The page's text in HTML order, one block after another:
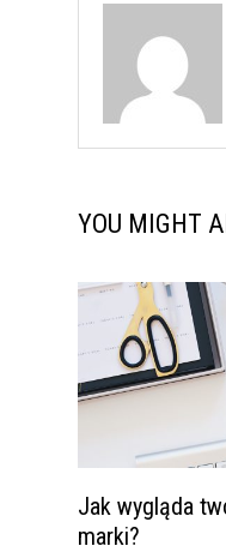
YOU MIGHT
Jak wygląda
marki?